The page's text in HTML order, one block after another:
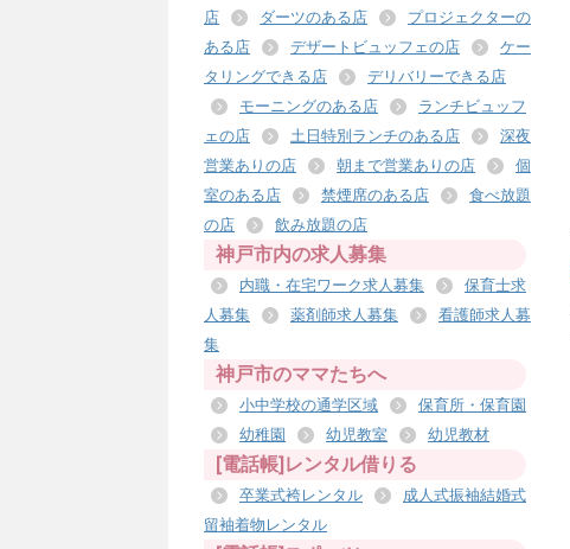
店
ダーツのある店
プロジェクターの
ある店
デザートビュッフェの店
ケー
タリングできる店
デリバリーできる店
モーニングのある店
ランチビュッフ
ェの店
土日特別ランチのある店
深夜
営業ありの店
朝まで営業ありの店
個
室のある店
禁煙席のある店
食べ放題
の店
飲み放題の店
神戸市内の求人募集
内職・在宅ワーク求人募集
保育士求
人募集
薬剤師求人募集
看護師求人募
集
神戸市のママたちへ
小中学校の通学区域
保育所・保育園
幼稚園
幼児教室 幼児教材
[電話帳]レンタル借りる
卒業式袴レンタル
成人式振袖結婚式
留袖着物レンタル